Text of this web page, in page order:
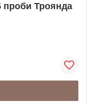
проби Троянда